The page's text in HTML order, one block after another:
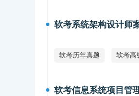
软考系统架构设计师
软考历年真题 软考高
软考信息系统项目管